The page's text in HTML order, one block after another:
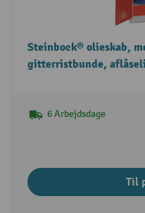
Steinbock® olieskab,
gitterristbunde,
6 Arbejdsdage
Til